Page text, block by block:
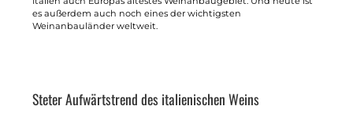
es außerdem auch noch eines der wichtigsten
Weinanbauländer weltweit.
Steter Aufwärtstrend des italienischen Weins